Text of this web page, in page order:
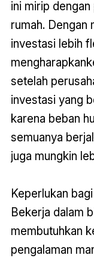
ini mirip
rumah. Dengan
investasi lebih
setelah
investasi yang
karena beban
semuanya
juga mungkin
Keperlukan
Bekerja dalam
membutuhkan
pengalaman